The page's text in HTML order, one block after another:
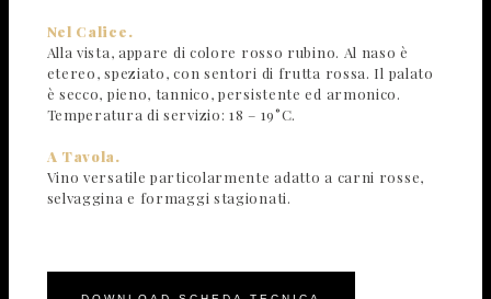
Nel Calice.
Alla vista, appare di colore rosso rubino. Al naso è
etereo, speziato, con sentori di frutta rossa. Il palato
è secco, pieno, tannico, persistente ed armonico.
Temperatura di servizio: 18 – 19°C.
A Tavola.
Vino versatile particolarmente adatto a carni rosse,
selvaggina e formaggi stagionati.